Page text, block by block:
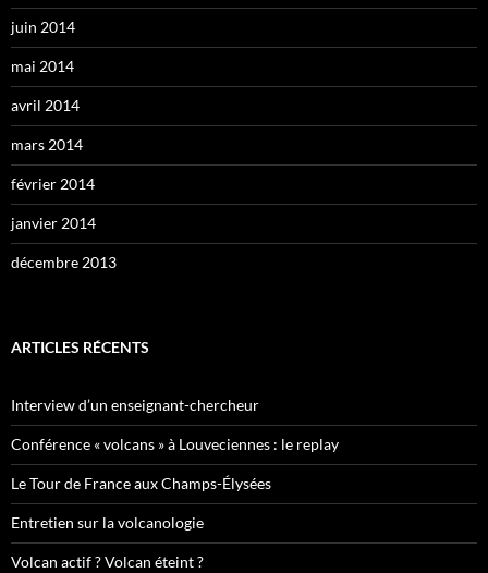
juin 2014
mai 2014
avril 2014
mars 2014
février 2014
janvier 2014
décembre 2013
ARTICLES RÉCENTS
Interview d’un enseignant-chercheur
Conférence « volcans » à Louveciennes : le replay
Le Tour de France aux Champs-Élysées
Entretien sur la volcanologie
Volcan actif ? Volcan éteint ?